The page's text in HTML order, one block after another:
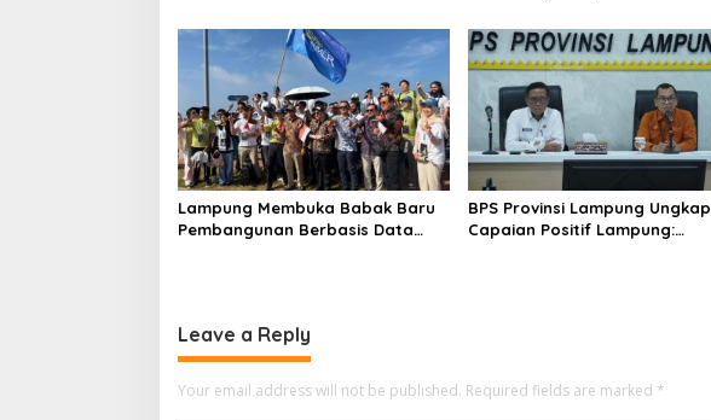
n
Pangan
Lampung Membuka Babak Baru
Pembangunan Berbasis Data
BPS Provinsi Lampung Ungkap
Capaian Positif Lampung:
Leave a Reply
Your email address will not be published. Required fields are marked *